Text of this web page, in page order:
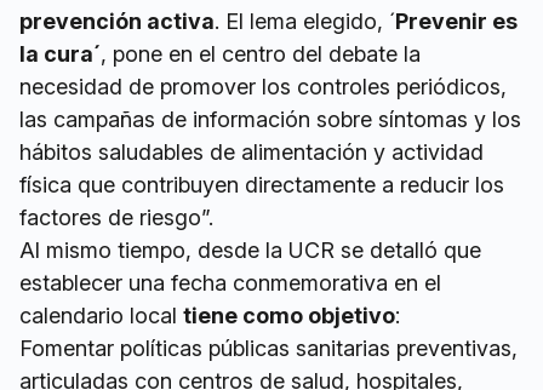
prevención activa. El lema elegido, ´Prevenir es
la cura´, pone en el centro del debate la
necesidad de promover los controles periódicos,
las campañas de información sobre síntomas y los
hábitos saludables de alimentación y actividad
física que contribuyen directamente a reducir los
factores de riesgo”.
Al mismo tiempo, desde la UCR se detalló que
establecer una fecha conmemorativa en el
calendario local tiene como objetivo:
Fomentar políticas públicas sanitarias preventivas,
articuladas con centros de salud, hospitales,